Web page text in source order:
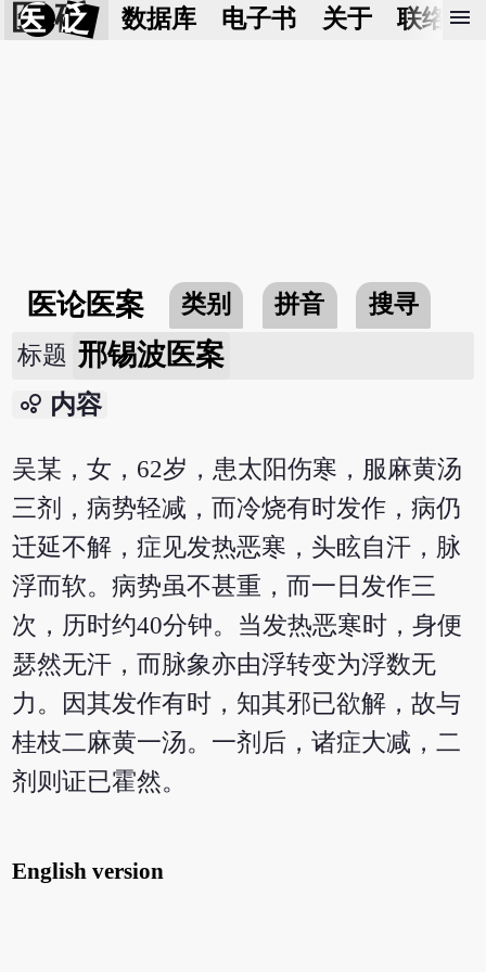
医 砭 数据库 电子书 关于 联络我
menu
医论医案 类别 拼音
搜寻
标题 邢锡波医案
bubble_chart 内容
吴某，女，62岁，患太阳伤寒，服麻黄汤
三剂，病势轻减，而冷烧有时发作，病仍
迁延不解，症见发热恶寒，头眩自汗，脉
浮而软。病势虽不甚重，而一日发作三
次，历时约40分钟。当发热恶寒时，身便
瑟然无汗，而脉象亦由浮转变为浮数无
力。因其发作有时，知其邪已欲解，故与
桂枝二麻黄一汤。一剂后，诸症大减，二
剂则证已霍然。
English version